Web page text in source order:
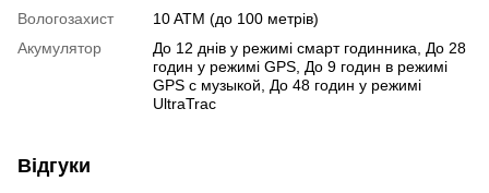
Вологозахист
10 ATM (до 100 метрів)
Акумулятор
До 12 днів у режимі смарт годинника, До 28
годин у режимі GPS, До 9 годин в режимі
GPS с музыкой, До 48 годин у режимі
UltraTrac
Відгуки